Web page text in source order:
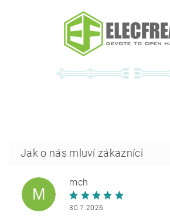
M
mch
30.7.2026